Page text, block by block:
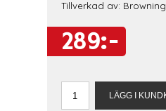
Tillverkad av: Browning
289:-